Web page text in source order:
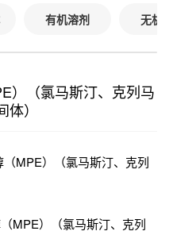
有机溶剂 无机
）（氯马斯汀、克列马
）
MPE）（氯马斯汀、克列
MPE）（氯马斯汀、克列